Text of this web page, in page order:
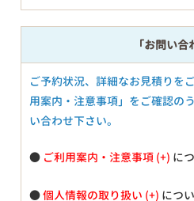
「お問い合
ご予約状況、詳細なお見積りを
用案内・注意事項」をご確認の
い合わせ下さい。
● ご利用案内・注意事項 に
●個人情報の取り扱い につ